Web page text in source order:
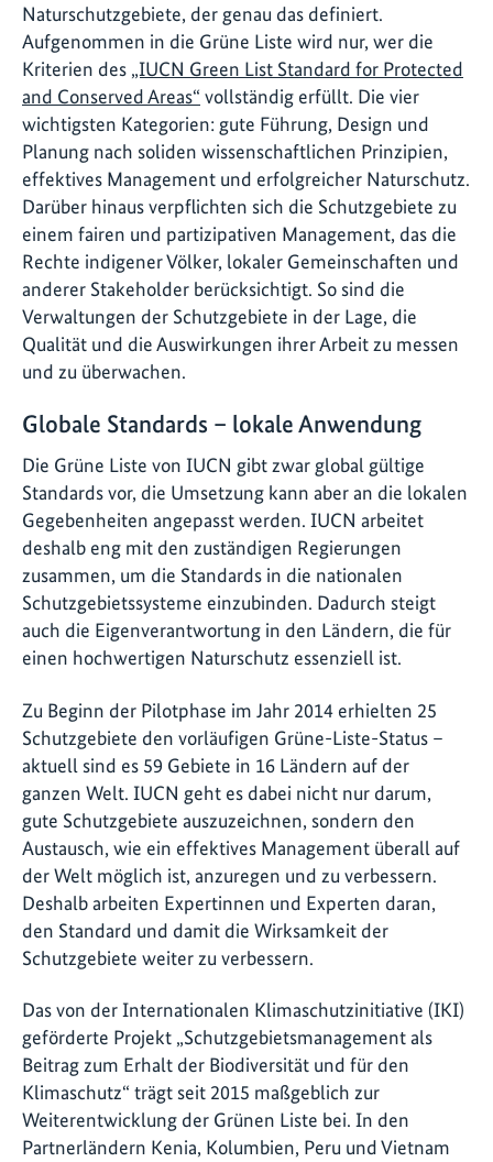
Naturschutzgebiete, der genau das definiert.
Aufgenommen in die Grüne Liste wird nur, wer die
Kriterien des „IUCN Green List Standard for Protected
and Conserved Areas“ vollständig erfüllt. Die vier
wichtigsten Kategorien: gute Führung, Design und
Planung nach soliden wissenschaftlichen Prinzipien,
effektives Management und erfolgreicher Naturschutz.
Darüber hinaus verpflichten sich die Schutzgebiete zu
einem fairen und partizipativen Management, das die
Rechte indigener Völker, lokaler Gemeinschaften und
anderer Stakeholder berücksichtigt. So sind die
Verwaltungen der Schutzgebiete in der Lage, die
Qualität und die Auswirkungen ihrer Arbeit zu messen
und zu überwachen.
Globale Standards – lokale Anwendung
Die Grüne Liste von IUCN gibt zwar global gültige
Standards vor, die Umsetzung kann aber an die lokalen
Gegebenheiten angepasst werden. IUCN arbeitet
deshalb eng mit den zuständigen Regierungen
zusammen, um die Standards in die nationalen
Schutzgebietssysteme einzubinden. Dadurch steigt
auch die Eigenverantwortung in den Ländern, die für
einen hochwertigen Naturschutz essenziell ist.
Zu Beginn der Pilotphase im Jahr 2014 erhielten 25
Schutzgebiete den vorläufigen Grüne-Liste-Status –
aktuell sind es 59 Gebiete in 16 Ländern auf der
ganzen Welt. IUCN geht es dabei nicht nur darum,
gute Schutzgebiete auszuzeichnen, sondern den
Austausch, wie ein effektives Management überall auf
der Welt möglich ist, anzuregen und zu verbessern.
Deshalb arbeiten Expertinnen und Experten daran,
den Standard und damit die Wirksamkeit der
Schutzgebiete weiter zu verbessern.
Das von der Internationalen Klimaschutzinitiative (IKI)
geförderte Projekt „Schutzgebietsmanagement als
Beitrag zum Erhalt der Biodiversität und für den
Klimaschutz“ trägt seit 2015 maßgeblich zur
Weiterentwicklung der Grünen Liste bei. In den
Partnerländern Kenia, Kolumbien, Peru und Vietnam